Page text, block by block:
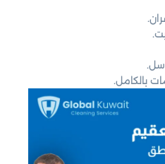
بالكامل.